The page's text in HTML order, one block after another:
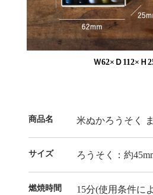
Ｗ62×Ｄ112×Ｈ
商品名 米ぬかろうそく
サイズ ろうそく：約
燃焼時間 15分(使用条件に